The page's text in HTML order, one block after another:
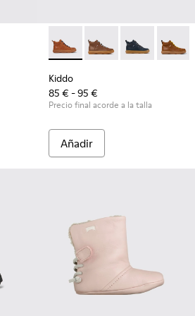
Kiddo - K900189-010 -
Kiddo - K900189-028
Kiddo -Kiddo
Kiddo
85 € - 95 €
Precio final acorde a la talla
Añadir